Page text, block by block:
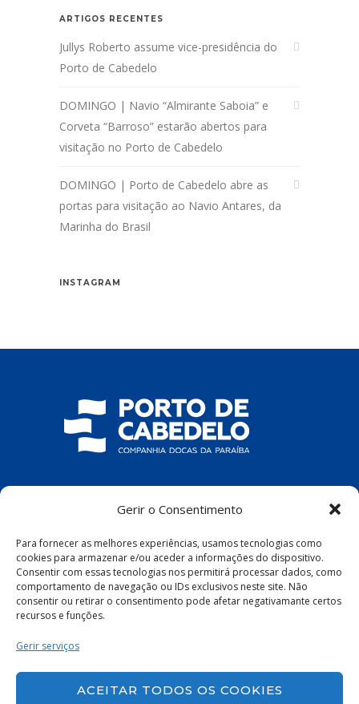
Gerir o Consentimento
Para fornecer as melhores experiências, usamos tecnologias como
cookies para armazenar e/ou aceder a informações do dispositivo.
Consentir com essas tecnologias nos permitirá processar dados, como
comportamento de navegação ou IDs exclusivos neste site. Não
consentir ou retirar o consentimento pode afetar negativamante certos
recursos e funções.
Gerir serviços
ACEITAR TODOS OS COOKIES
ARTIGOS RECENTES
Jullys Roberto assume vice-presidência do
Porto de Cabedelo
DOMINGO | Navio “Almirante Saboia” e
Corveta “Barroso” estarão abertos para
visitação no Porto de Cabedelo
DOMINGO | Porto de Cabedelo abre as
portas para visitação ao Navio Antares, da
Marinha do Brasil
INSTAGRAM
COMPANHIA DOCAS DA PARAÍBA
– PB, 58100-100
Política de Privacidade